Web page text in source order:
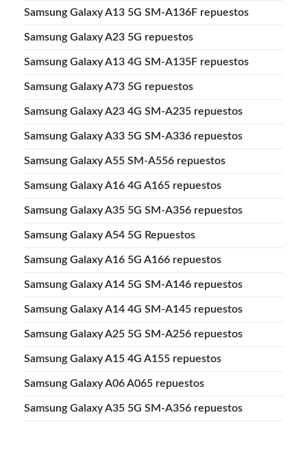
Samsung Galaxy A13 5G SM-A136F repuestos
Samsung Galaxy A23 5G repuestos
Samsung Galaxy A13 4G SM-A135F repuestos
Samsung Galaxy A73 5G repuestos
Samsung Galaxy A23 4G SM-A235 repuestos
Samsung Galaxy A33 5G SM-A336 repuestos
Samsung Galaxy A55 SM-A556 repuestos
Samsung Galaxy A16 4G A165 repuestos
Samsung Galaxy A35 5G SM-A356 repuestos
Samsung Galaxy A54 5G Repuestos
Samsung Galaxy A16 5G A166 repuestos
Samsung Galaxy A14 5G SM-A146 repuestos
Samsung Galaxy A14 4G SM-A145 repuestos
Samsung Galaxy A25 5G SM-A256 repuestos
Samsung Galaxy A15 4G A155 repuestos
Samsung Galaxy A06 A065 repuestos
Samsung Galaxy A35 5G SM-A356 repuestos